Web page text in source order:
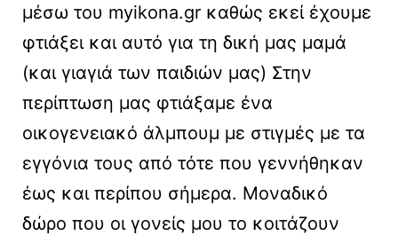
μέσω του myikona.gr καθώς εκεί έχουμε
φτιάξει και αυτό για τη δική μας μαμά
(και γιαγιά των παιδιών μας) Στην
περίπτωση μας φτιάξαμε ένα
οικογενειακό άλμπουμ με στιγμές με τα
εγγόνια τους από τότε που γεννήθηκαν
έως και περίπου σήμερα. Μοναδικό
δώρο που οι γονείς μου το κοιτάζουν